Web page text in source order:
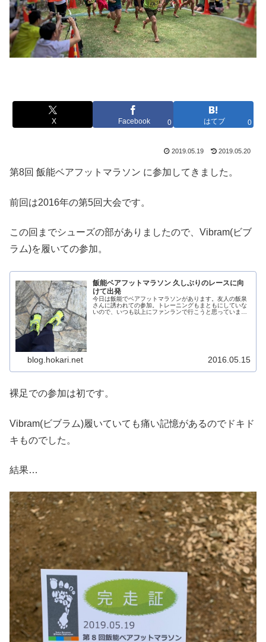
X Facebook 0 はてブ 0
2019.05.19 2019.05.20
第8回 飯能ベアフットマラソン に参加してきました。
前回は2016年の第5回大会です。
この回までシューズの部がありましたので、Vibram(ビブ
ラム)を履いての参加。
飯能ベアフットマラソン 久しぶりのレースに向
けて出発
今日は飯能でベアフットマラソンがあります。友人の飯泉
さんに誘われての参加。トレーニングもまともにしていな
いので、いつも以上にファンランで行こうと思っていま
blog.hokari.net 2016.05.15
裸足での参加は初です。
Vibram(ビブラム)履いていても痛い記憶があるのでドキド
キものでした。
結果…